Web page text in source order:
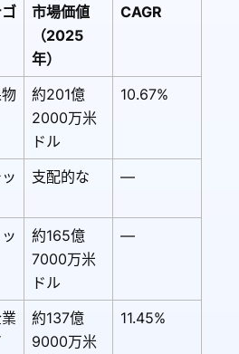
市場価値
（2025
年）
CAGR
約201億
2000万米
ドル
10.67%
支配的な —
約165億
7000万米
ドル
—
約137億
9000万米
11.45%